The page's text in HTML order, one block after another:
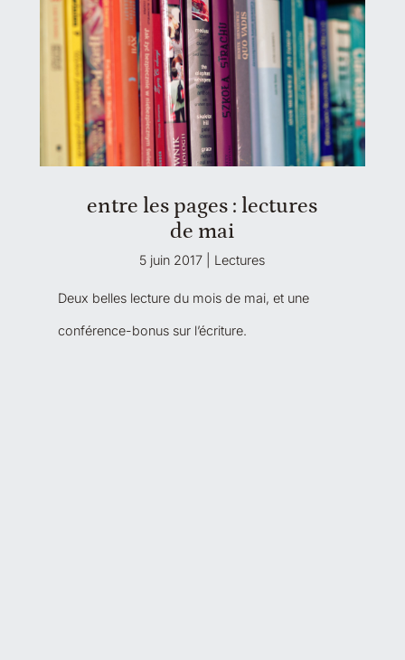
entre les pages : lectures
de mai
5 juin 2017 Lectures
Deux belles lecture du mois de mai, et une
conférence-bonus sur l’écriture.